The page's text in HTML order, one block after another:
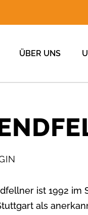
ÜBER UNS
ist 1992 im
als